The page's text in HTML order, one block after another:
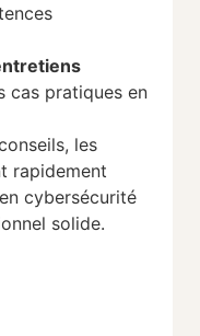
cas pratiques en
les
rapidement
cybersécurité
solide.